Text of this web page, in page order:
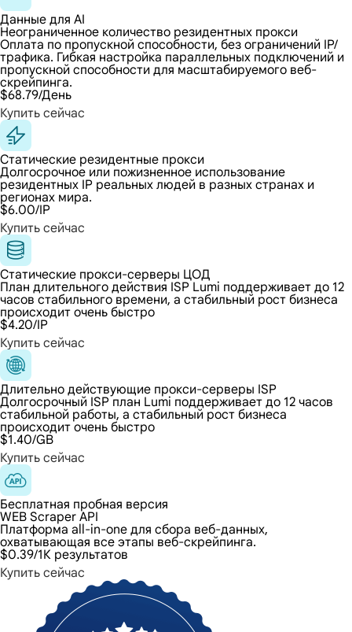
Данные для AI
Неограниченное количество резидентных прокси
Оплата по пропускной способности, без ограничений IP/
трафика. Гибкая настройка параллельных подключений и
пропускной способности для масштабируемого веб-
скрейпинга.
$68.79/День
Купить сейчас
Статические резидентные прокси
Долгосрочное или пожизненное использование
резидентных IP реальных людей в разных странах и
регионах мира.
$6.00/IP
Купить сейчас
Статические прокси-серверы ЦОД
План длительного действия ISP Lumi поддерживает до 12
часов стабильного времени, а стабильный рост бизнеса
происходит очень быстро
$4.20/IP
Купить сейчас
Длительно действующие прокси-серверы ISP
Долгосрочный ISP план Lumi поддерживает до 12 часов
стабильной работы, а стабильный рост бизнеса
происходит очень быстро
$1.40/GB
Купить сейчас
Бесплатная пробная версия
WEB Scraper API
Платформа all-in-one для сбора веб-данных,
охватывающая все этапы веб-скрейпинга.
$0.39/1К результатов
Купить сейчас